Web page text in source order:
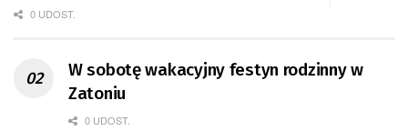
0 UDOST.
W sobotę wakacyjny festyn rodzinny w
Zatoniu
0 UDOST.